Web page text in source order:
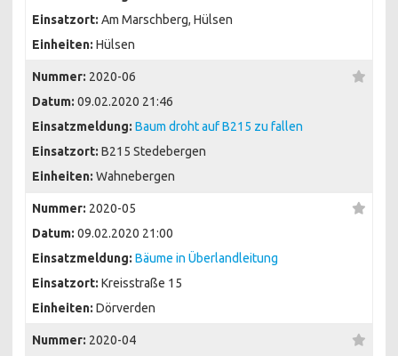
Einsatzort: Am Marschberg, Hülsen
Einheiten: Hülsen
Nummer: 2020-06
Datum: 09.02.2020 21:46
Einsatzmeldung: Baum droht auf B215 zu fallen
Einsatzort: B215 Stedebergen
Einheiten: Wahnebergen
Nummer: 2020-05
Datum: 09.02.2020 21:00
Einsatzmeldung: Bäume in Überlandleitung
Einsatzort: Kreisstraße 15
Einheiten: Dörverden
Nummer: 2020-04